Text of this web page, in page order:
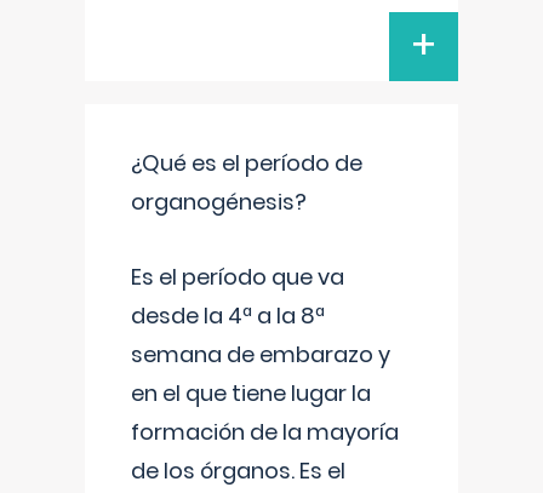
+
¿Qué es el período de
organogénesis?
Es el período que va
desde la 4ª a la 8ª
semana de embarazo y
en el que tiene lugar la
formación de la mayoría
de los órganos. Es el